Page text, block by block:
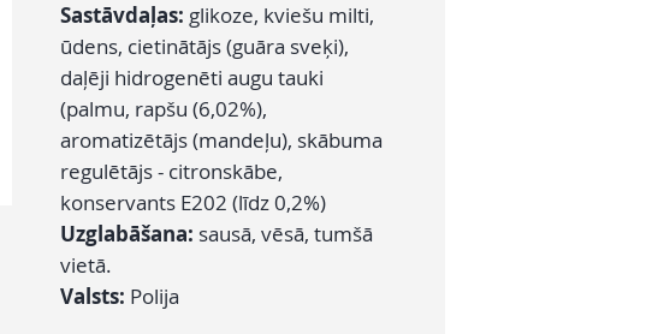
Sastāvdaļas: glikoze, kviešu milti,
ūdens, cietinātājs (guāra sveķi),
daļēji hidrogenēti augu tauki
(palmu, rapšu (6,02%),
aromatizētājs (mandeļu), skābuma
regulētājs - citronskābe,
konservants E202 (līdz 0,2%)
Uzglabāšana: sausā, vēsā, tumšā
vietā.
Valsts: Polija